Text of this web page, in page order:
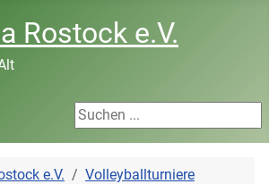
Rostock e.V.
Suchen ...
e.V.
Volleyballturniere